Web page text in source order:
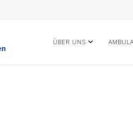
ÜBER UNS